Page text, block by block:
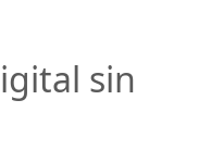
sin